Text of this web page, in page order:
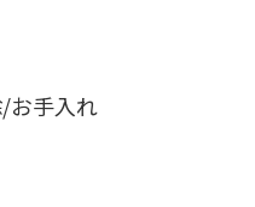
お手入れ